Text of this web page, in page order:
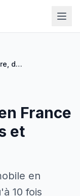
Comprendre la 5G en France : couverture, débits et compatibilité
France
et
en
10 fois